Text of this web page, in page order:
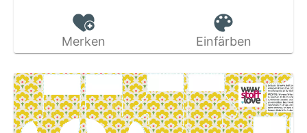
Merken Einfärben